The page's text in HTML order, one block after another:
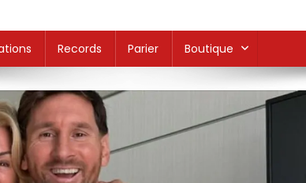
Records Parier Boutique